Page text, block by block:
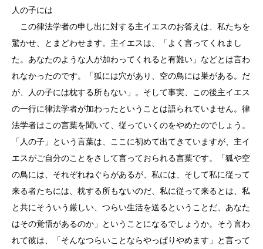
人の子には
この律法学者の申し出に対する主イエスのお答えは、私たちを
驚かせ、とまどわせます。主イエスは、「よく言ってくれまし
た。あなたのような人が加わってくれると有難い」などとは言わ
れなかったのです。「狐には穴があり、空の鳥には巣がある。だ
が、人の子には枕する所もない」。そして事実、この後主イエス
の一行に律法学者が加わったということは語られていません。律
法学者はこの言葉を聞いて、従っていくのをやめたのでしょう。
「人の子」という言葉は、ここに初めて出てきていますが、主イ
エスがご自分のことをさして言っておられる言葉です。「狐や空
の鳥には、それぞれねぐらがあるが、私には、そして私に従って
来る者たちには、枕する所もないのだ、私に従って来るとは、私
と共にそういう厳しい、つらい生活を送るということだ、あなた
はその覚悟があるのか」ということになるでしょうか。そう言わ
れて彼は、「そんなつらいことならやっぱりやめます」と言って